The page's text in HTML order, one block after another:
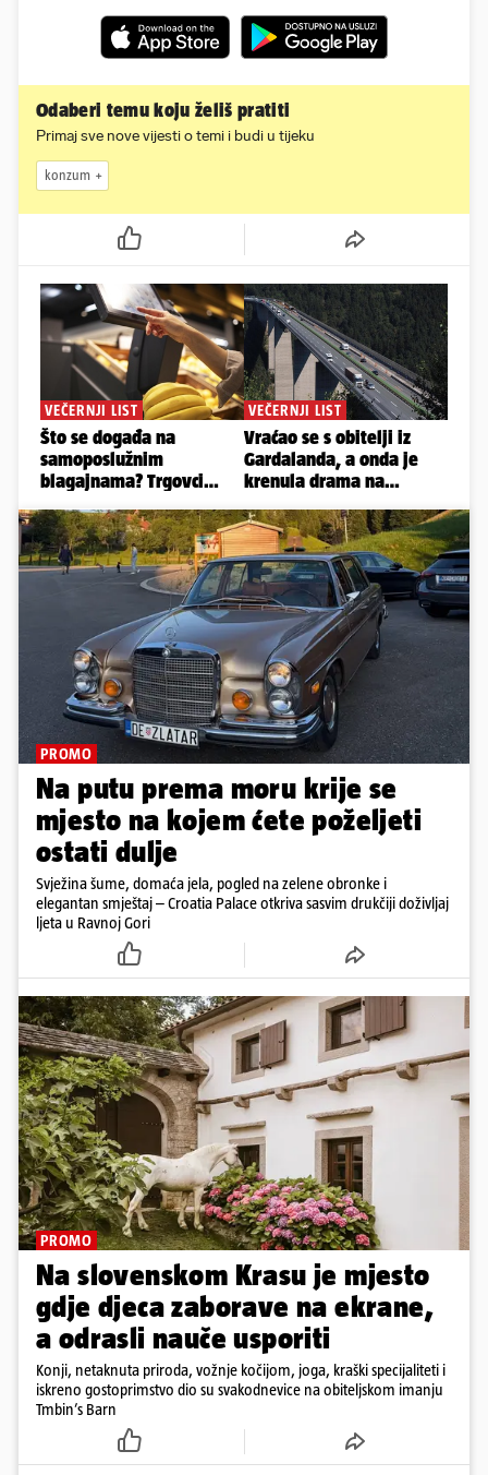
Odaberi temu koju želiš pratiti
Primaj sve nove vijesti o temi i budi u tijeku
konzum
PROMO
Na putu prema moru krije se
mjesto na kojem ćete poželjeti
ostati dulje
Svježina šume, domaća jela, pogled na zelene obronke i
elegantan smještaj – Croatia Palace otkriva sasvim drukčiji doživljaj
ljeta u Ravnoj Gori
PROMO
Na slovenskom Krasu je mjesto
gdje djeca zaborave na ekrane,
a odrasli nauče usporiti
Konji, netaknuta priroda, vožnje kočijom, joga, kraški specijaliteti i
iskreno gostoprimstvo dio su svakodnevice na obiteljskom imanju
Tmbin’s Barn